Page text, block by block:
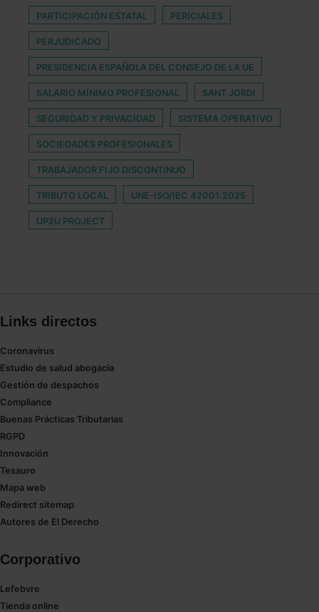
PARTICIPACIÓN ESTATAL PERICIALES
PERJUDICADO
PRESIDENCIA ESPAÑOLA DEL CONSEJO DE LA UE
SALARIO MÍNIMO PROFESIONAL SANT JORDI
SEGURIDAD Y PRIVACIDAD SISTEMA OPERATIVO
SOCIEDADES PROFESIONALES
TRABAJADOR FIJO DISCONTINUO
TRIBUTO LOCAL UNE-ISO/IEC 42001:2025
UP2U PROJECT
Links directos
Coronavirus
Estudio de salud abogacía
Gestión de despachos
Compliance
Buenas Prácticas Tributarias
RGPD
Innovación
Tesauro
Mapa web
Redirect sitemap
Autores de El Derecho
Corporativo
Lefebvre
Tienda online